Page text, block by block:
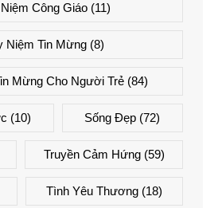
Công Giáo(11)
Niệm Tin Mừng (8)
Mừng Cho Người Trẻ (84)
(10) Sống Đẹp (72)
Truyền Cảm Hứng(59)
Tình Yêu Thương(18)